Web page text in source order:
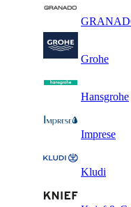
Grohe
Hansgrohe
Imprese
Kludi